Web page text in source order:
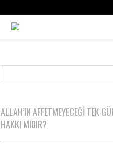
ALLAH’IN AFFETMEYECEĞI TEK
HAKKI MIDIR?